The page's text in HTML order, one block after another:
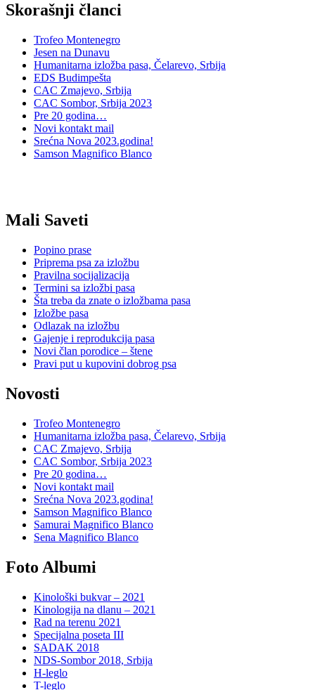
Skorašnji članci
Trofeo Montenegro
Jesen na Dunavu
Humanitarna izložba pasa, Čelarevo, Srbija
EDS Budimpešta
CAC Zmajevo, Srbija
CAC Sombor, Srbija 2023
Pre 20 godina…
Novi kontakt mail
Srećna Nova 2023.godina!
Samson Magnifico Blanco
Mali Saveti
Popino prase
Priprema psa za izložbu
Pravilna socijalizacija
Termini sa izložbi pasa
Šta treba da znate o izložbama pasa
Izložbe pasa
Odlazak na izložbu
Gajenje i reprodukcija pasa
Novi član porodice – štene
Pravi put u kupovini dobrog psa
Novosti
Trofeo Montenegro
Humanitarna izložba pasa, Čelarevo, Srbija
CAC Zmajevo, Srbija
CAC Sombor, Srbija 2023
Pre 20 godina…
Novi kontakt mail
Srećna Nova 2023.godina!
Samson Magnifico Blanco
Samurai Magnifico Blanco
Sena Magnifico Blanco
Foto Albumi
Kinološki bukvar – 2021
Kinologija na dlanu – 2021
Rad na terenu 2021
Specijalna poseta III
SADAK 2018
NDS-Sombor 2018, Srbija
H-leglo
T-leglo